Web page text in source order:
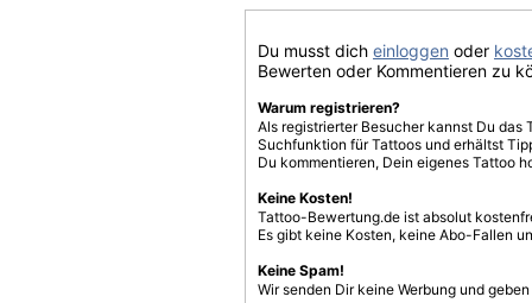
Du musst dich einloggen oder
Bewerten oder Kommentieren zu
Warum registrieren?
Als registrierter Besucher kannst Du
Suchfunktion für Tattoos und erhältst
Du kommentieren, Dein eigenes Tattoo
Keine Kosten!
Tattoo-Bewertung.de ist absolut
Es gibt keine Kosten, keine Abo-Fallen
Keine Spam!
Wir senden Dir keine Werbung und